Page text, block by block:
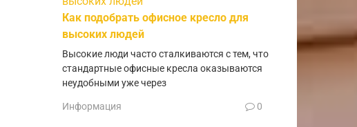
Как подобрать офисное кресло для
высоких людей
Высокие люди часто сталкиваются с тем, что
стандартные офисные кресла оказываются
неудобными уже через
Информация 0